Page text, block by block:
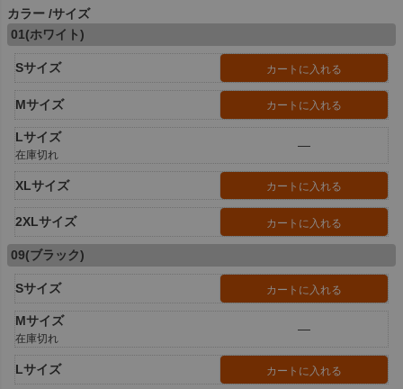
カラー サイズ
01(ホワイト)
Sサイズ カートに入れる
Mサイズ カートに入れる
Lサイズ
在庫切れ
—
XLサイズ カートに入れる
2XLサイズ カートに入れる
09(ブラック)
Sサイズ カートに入れる
Mサイズ
在庫切れ
—
Lサイズ カートに入れる